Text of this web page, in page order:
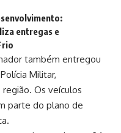
entregas e
também entregou
Militar,
Os veículos
parte do plano de